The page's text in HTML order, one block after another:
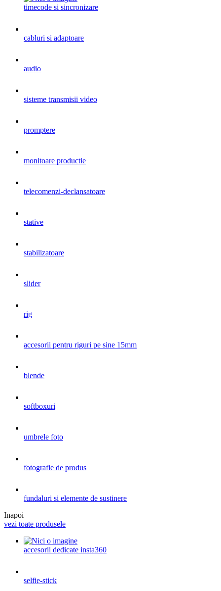
timecode si sincronizare
cabluri si adaptoare
audio
sisteme transmisii video
promptere
monitoare productie
telecomenzi-declansatoare
stative
stabilizatoare
slider
rig
accesorii pentru riguri pe sine 15mm
blende
softboxuri
umbrele foto
fotografie de produs
fundaluri si elemente de sustinere
Inapoi
vezi toate produsele
accesorii dedicate insta360
selfie-stick